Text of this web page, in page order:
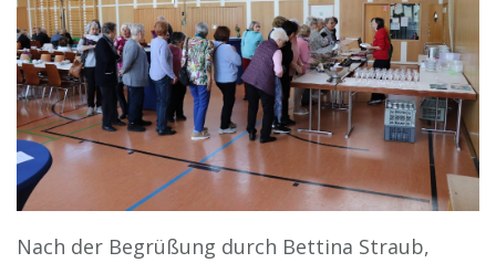
Nach der Begrüßung durch Bettina Straub,